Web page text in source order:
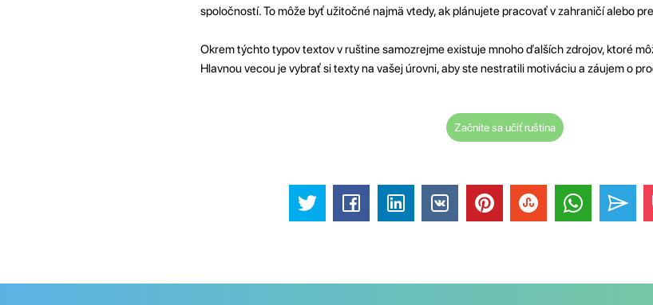
spoločností. To môže byť užitočné najmä vtedy, ak plánujete pracovať v zahraničí alebo
Okrem týchto typov textov v ruštine samozrejme existuje mnoho ďalších zdrojov, ktoré
Hlavnou vecou je vybrať si texty na vašej úrovni, aby ste nestratili motiváciu a záujem o
Začnite sa učiť ruština